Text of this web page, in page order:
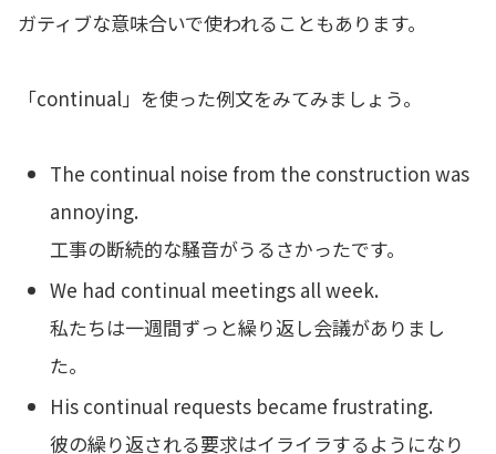
ガティブな意味合いで使われることもあります。
「continual」を使った例文をみてみましょう。
The continual noise from the construction was
annoying.
工事の断続的な騒音がうるさかったです。
We had continual meetings all week.
私たちは一週間ずっと繰り返し会議がありまし
た。
His continual requests became frustrating.
彼の繰り返される要求はイライラするようになり